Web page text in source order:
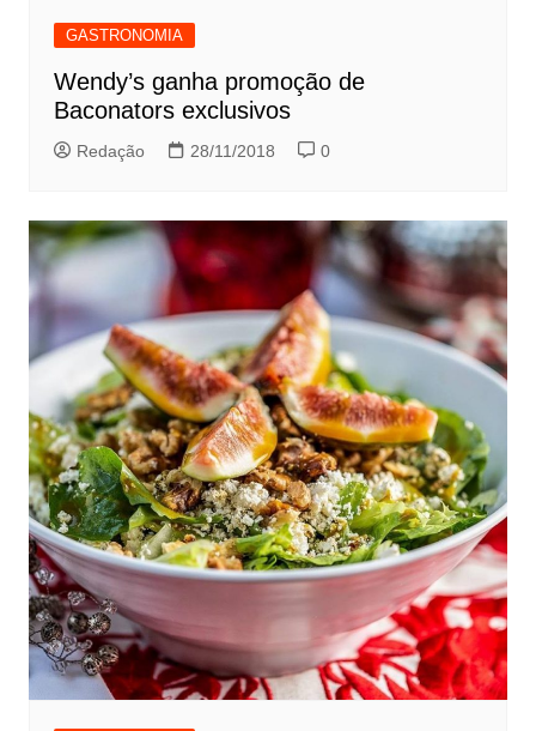
GASTRONOMIA
Wendy’s ganha promoção de
Baconators exclusivos
Redação 28/11/2018 0